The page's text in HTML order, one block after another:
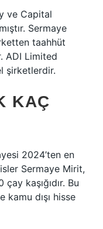
ve Capital
Sermaye
taahhüt
ADI Limited
şirketlerdir.
KAÇ
2024’ten en
Sermaye Mirit,
kaşığıdır. Bu
kamu dışı hisse